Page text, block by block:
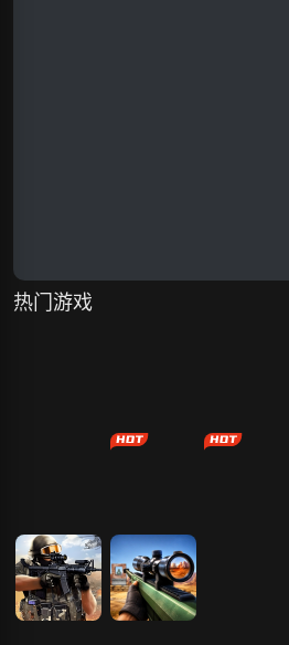
热门游戏
卡卡保皇
天剑诀（0.1百
众神大陆 霸者归来